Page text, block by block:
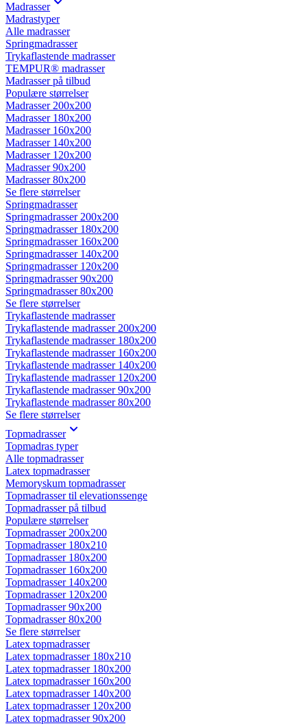
Madrasser
Madrastyper
Alle madrasser
Springmadrasser
Trykaflastende madrasser
TEMPUR® madrasser
Madrasser på tilbud
Populære størrelser
Madrasser 200x200
Madrasser 180x200
Madrasser 160x200
Madrasser 140x200
Madrasser 120x200
Madrasser 90x200
Madrasser 80x200
Se flere størrelser
Springmadrasser
Springmadrasser 200x200
Springmadrasser 180x200
Springmadrasser 160x200
Springmadrasser 140x200
Springmadrasser 120x200
Springmadrasser 90x200
Springmadrasser 80x200
Se flere størrelser
Trykaflastende madrasser
Trykaflastende madrasser 200x200
Trykaflastende madrasser 180x200
Trykaflastende madrasser 160x200
Trykaflastende madrasser 140x200
Trykaflastende madrasser 120x200
Trykaflastende madrasser 90x200
Trykaflastende madrasser 80x200
Se flere størrelser
Topmadrasser
Topmadras typer
Alle topmadrasser
Latex topmadrasser
Memoryskum topmadrasser
Topmadrasser til elevationssenge
Topmadrasser på tilbud
Populære størrelser
Topmadrasser 200x200
Topmadrasser 180x210
Topmadrasser 180x200
Topmadrasser 160x200
Topmadrasser 140x200
Topmadrasser 120x200
Topmadrasser 90x200
Topmadrasser 80x200
Se flere størrelser
Latex topmadrasser
Latex topmadrasser 180x210
Latex topmadrasser 180x200
Latex topmadrasser 160x200
Latex topmadrasser 140x200
Latex topmadrasser 120x200
Latex topmadrasser 90x200